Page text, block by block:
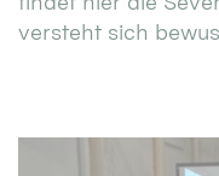
versteht sich